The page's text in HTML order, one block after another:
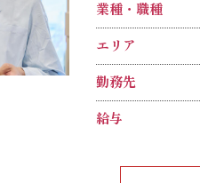
業種・職種
エリア
勤務先
給与